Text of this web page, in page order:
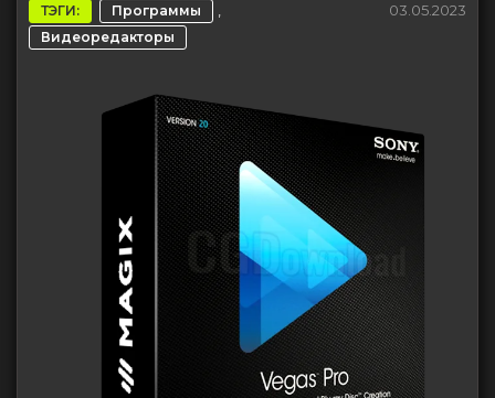
ТЭГИ: Программы ,
Видеоредакторы
03.05.2023